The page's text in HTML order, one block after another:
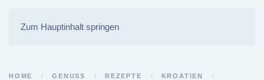
Zum Hauptinhalt springen
HOME GENUSS REZEPTE
KROATIEN